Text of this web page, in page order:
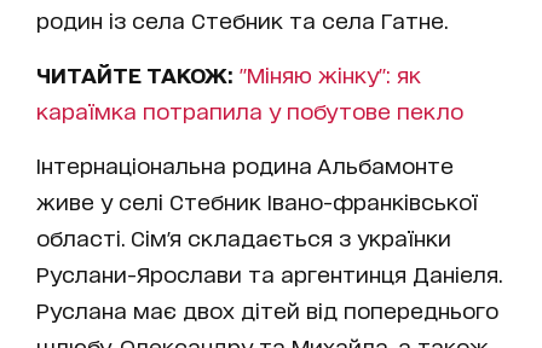
родин із села Стебник та села Гатне.
ЧИТАЙТЕ ТАКОЖ: "Міняю жінку": як
караїмка потрапила у побутове пекло
Інтернаціональна родина Альбамонте
живе у селі Стебник Івано-франківської
області. Сім'я складається з українки
Руслани-Ярослави та аргентинця Даніеля.
Руслана має двох дітей від попереднього